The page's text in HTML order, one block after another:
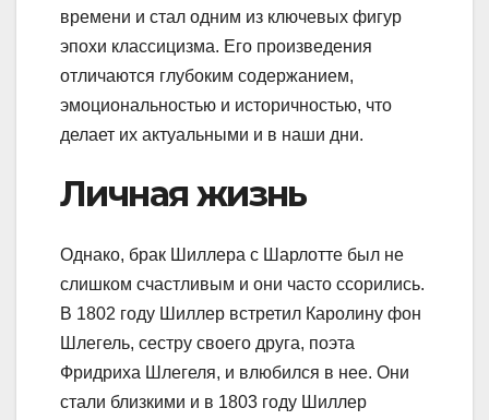
времени и стал одним из ключевых фигур
эпохи классицизма. Его произведения
отличаются глубоким содержанием,
эмоциональностью и историчностью, что
делает их актуальными и в наши дни.
Личная жизнь
Однако, брак Шиллера с Шарлотте был не
слишком счастливым и они часто ссорились.
В 1802 году Шиллер встретил Каролину фон
Шлегель, сестру своего друга, поэта
Фридриха Шлегеля, и влюбился в нее. Они
стали близкими и в 1803 году Шиллер